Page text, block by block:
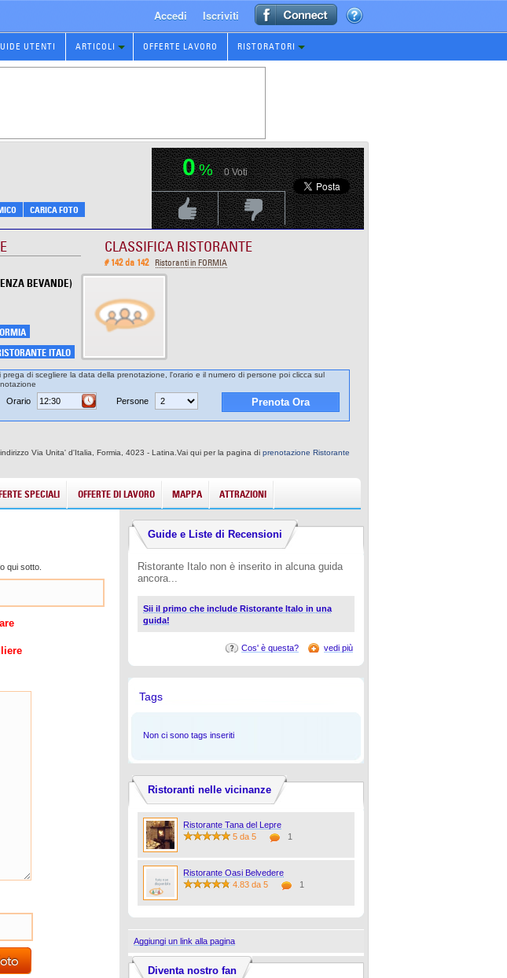
Accedi Iscriviti
UTENTI ARTICOLI OFFERTE LAVORO RISTORATORI
CARICA FOTO
0% 0Voti
Voti PositivoVoti Negativo
BEVANDE)
ITALO
CLASSIFICA RISTORANTE
# 142 da 142 Ristoranti in FORMIA
di scegliere la data della prenotazione, l'orario e il numero di persone poi clicca sul
Orario Persone
Via Unita' d'Italia, Formia, 4023 - Latina.Vai qui per la pagina di prenotazione Ristorante
SPECIALI OFFERTE DI LAVORO MAPPA ATTRAZIONI
qui sotto.
Guide e Liste di Recensioni
Ristorante Italo non è inserito in alcuna guida
ancora...
Sii il primo che include Ristorante Italo in una
guida!
Cos' è questa? vedi più
Tags
Non ci sono tags inseriti
Ristoranti nelle vicinanze
Ristorante Tana del Lepre
5 da 5
1
Ristorante Oasi Belvedere
4.83 da 5
1
Aggiungi un link alla pagina
Diventa nostro fan